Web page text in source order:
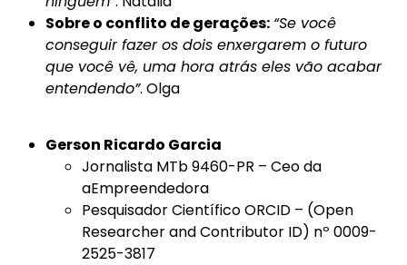
Sobre o conflito de gerações: “Se você
conseguir fazer os dois enxergarem o futuro
que você vê, uma hora atrás eles vão acabar
entendendo”. Olga
Gerson Ricardo Garcia
Jornalista MTb 9460-PR – Ceo da
aEmpreendedora
Pesquisador Científico ORCID – (Open
Researcher and Contributor ID) nº 0009-
2525-3817